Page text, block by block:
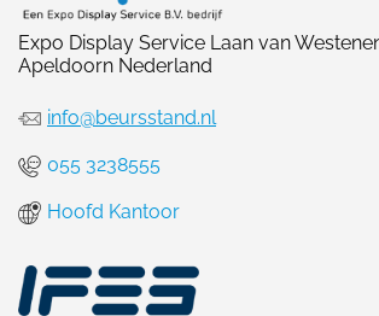
Expo Display Service Laan van
Apeldoorn Nederland
info@beursstand.nl
055 3238555
Hoofd Kantoor